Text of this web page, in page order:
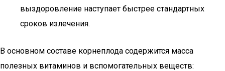
выздоровление наступает быстрее стандартных
сроков излечения.
В основном составе корнеплода содержится масса
полезных витаминов и вспомогательных веществ: